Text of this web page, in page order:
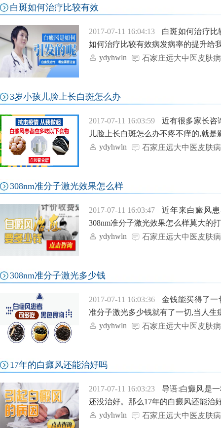
白斑如何治疗比较有效
2017-07-11 16:04:13
白斑如何治疗比
如何治疗比较有效病发病率的提升给
ydyhwln
石家庄远大中医皮肤
3岁小孩儿脸上长白斑怎么办
2017-07-11 16:03:59
近有很多家长咨
儿脸上长白斑怎么办不疼不痒的,就
ydyhwln
石家庄远大中医皮肤
308nm准分子激光效果怎么样
2017-07-11 16:03:47
近年来白癜风
308nm准分子激光效果怎么样莫大的
ydyhwln
石家庄远大中医皮肤
308nm准分子激光多少钱
2017-07-11 16:03:36
金钱能买得了一
准分子激光多少钱就有了一切,当人
ydyhwln
石家庄远大中医皮肤
17年的白癜风还能治好吗
2017-07-11 16:03:23
导语:白癜风是
还没治好。那么17年的白癜风还能治
ydyhwln
石家庄远大中医皮肤